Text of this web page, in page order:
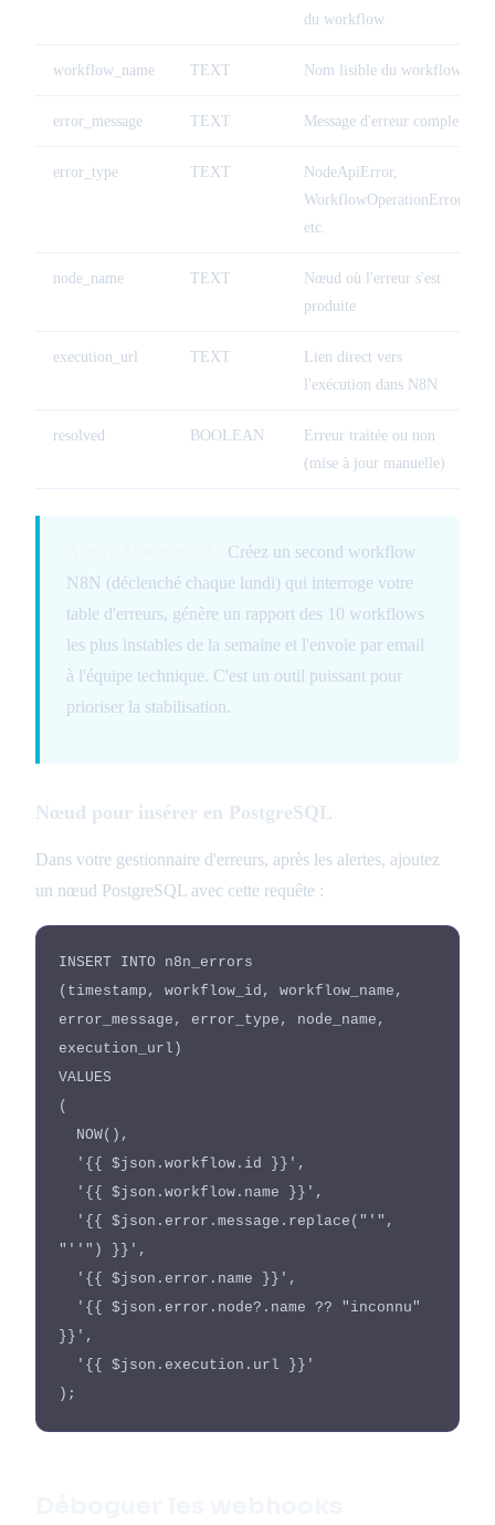
du workflow
workflow_name TEXT Nom lisible du workflow
error_message TEXT Message d'erreur complet
error_type TEXT
NodeApiError,
WorkflowOperationError,
etc.
node_name TEXT
Nœud où l'erreur s'est
produite
execution_url TEXT
Lien direct vers
l'exécution dans N8N
resolved BOOLEAN
Erreur traitée ou non
(mise à jour manuelle)
Créez un second workflow
N8N (déclenché chaque lundi) qui interroge votre
table d'erreurs, génère un rapport des 10 workflows
les plus instables de la semaine et l'envoie par email
à l'équipe technique. C'est un outil puissant pour
prioriser la stabilisation.
Nœud pour insérer en PostgreSQL
Dans votre gestionnaire d'erreurs, après les alertes, ajoutez
un nœud PostgreSQL avec cette requête :
INSERT INTO n8n_errors
(timestamp, workflow_id, workflow_name,
error_message, error_type, node_name,
execution_url)
VALUES
(
NOW(),
'{{ $json.workflow.id }}',
'{{ $json.workflow.name }}',
'{{ $json.error.message.replace("'",
"''") }}',
'{{ $json.error.name }}',
'{{ $json.error.node?.name ?? "inconnu"
}}',
'{{ $json.execution.url }}'
);